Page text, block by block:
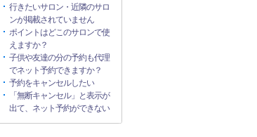
行きたいサロン・近隣のサロ
ンが掲載されていません
ポイントはどこのサロンで使
えますか？
子供や友達の分の予約も代理
でネット予約できますか？
予約をキャンセルしたい
「無断キャンセル」と表示が
出て、ネット予約ができない